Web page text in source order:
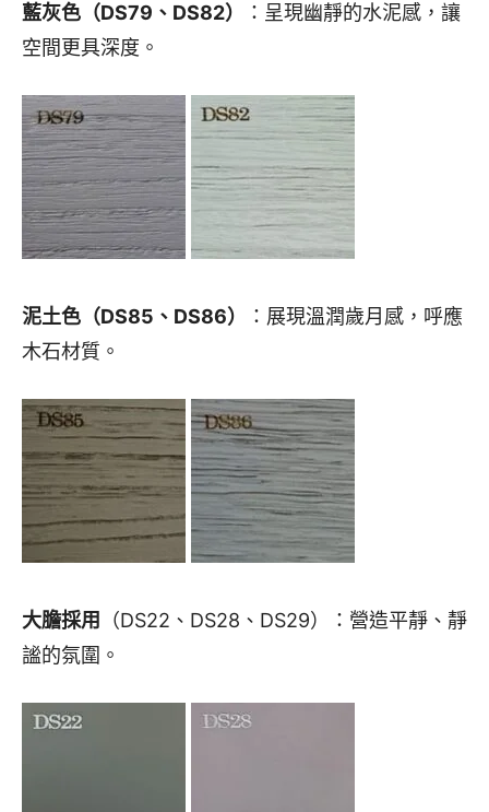
藍灰色（DS79、DS82）
：呈現幽靜的水泥感，讓
空間更具深度。
泥土色（DS85、DS86）
：展現溫潤歲月感，呼應
木石材質。
大膽採用
（DS22、DS28、DS29）：營造平靜、靜
謐的氛圍。